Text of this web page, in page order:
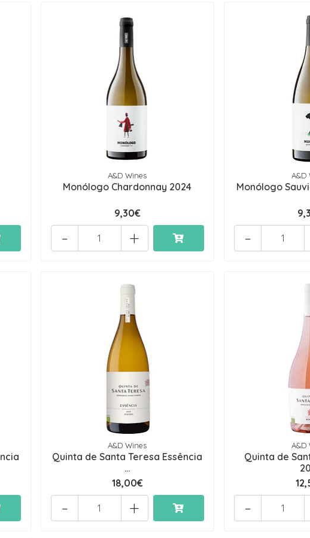
A&D Wines
Monólogo Chardonnay 2024
9,30€
+
-
A&D
Monólogo
-
A&D Wines
Quinta de Santa Teresa Essência
...
18,00€
+
-
A&D
Quinta de
-